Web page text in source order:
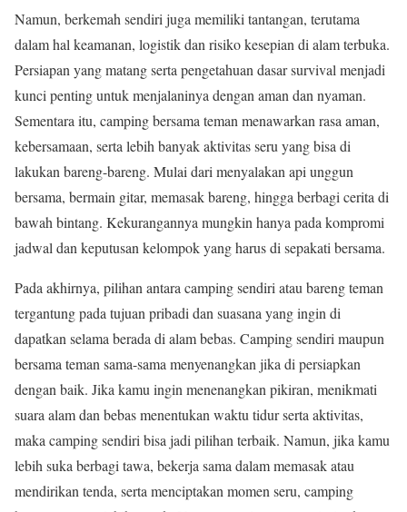
Namun, berkemah sendiri juga memiliki tantangan, terutama
dalam hal keamanan, logistik dan risiko kesepian di alam terbuka.
Persiapan yang matang serta pengetahuan dasar survival menjadi
kunci penting untuk menjalaninya dengan aman dan nyaman.
Sementara itu, camping bersama teman menawarkan rasa aman,
kebersamaan, serta lebih banyak aktivitas seru yang bisa di
lakukan bareng-bareng. Mulai dari menyalakan api unggun
bersama, bermain gitar, memasak bareng, hingga berbagi cerita di
bawah bintang. Kekurangannya mungkin hanya pada kompromi
jadwal dan keputusan kelompok yang harus di sepakati bersama.
Pada akhirnya, pilihan antara camping sendiri atau bareng teman
tergantung pada tujuan pribadi dan suasana yang ingin di
dapatkan selama berada di alam bebas. Camping sendiri maupun
bersama teman sama-sama menyenangkan jika di persiapkan
dengan baik. Jika kamu ingin menenangkan pikiran, menikmati
suara alam dan bebas menentukan waktu tidur serta aktivitas,
maka camping sendiri bisa jadi pilihan terbaik. Namun, jika kamu
lebih suka berbagi tawa, bekerja sama dalam memasak atau
mendirikan tenda, serta menciptakan momen seru, camping